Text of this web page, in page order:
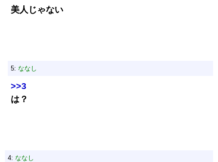
美人じゃない
5: ななし
>>3
は？
4: ななし